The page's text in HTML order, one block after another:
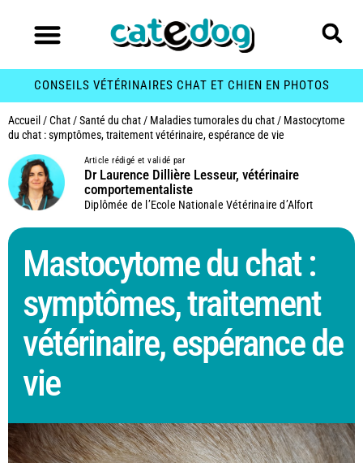
CONSEILS VÉTÉRINAIRES CHAT ET CHIEN EN PHOTOS
Accueil /Chat /Santé du chat / Maladies tumorales du chat / Mastocytome
du chat : symptômes, traitement vétérinaire, espérance de vie
Article rédigé et validé par
Dr Laurence Dillière Lesseur, vétérinaire
comportementaliste
Diplômée de l’Ecole Nationale Vétérinaire d’Alfort
Mastocytome du chat :
symptômes, traitement
vétérinaire, espérance de
vie